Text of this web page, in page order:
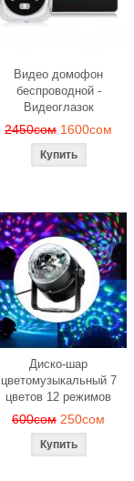
Видео домофон
беспроводной -
Видеоглазок
2450сом 1600сом
Диско-шар
цветомузыкальный 7
цветов 12 режимов
600сом 250сом